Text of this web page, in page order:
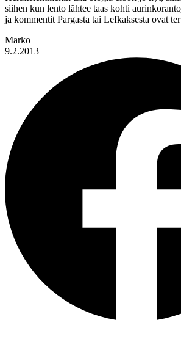
siihen kun lento lähtee taas kohti
ja kommentit Pargasta tai Lefkaksesta ovat
Marko
9.2.2013